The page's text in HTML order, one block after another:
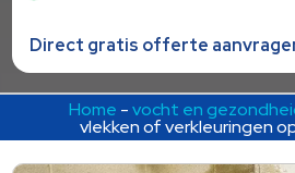
Direct gratis offerte
Home -vocht en
vlekken of verkleuringen